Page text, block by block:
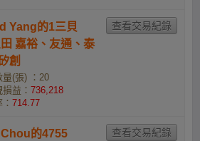
Yang的1三貝
嘉裕、友通、泰
創
量(張) ：20
益： 736,218
714.77
的4755